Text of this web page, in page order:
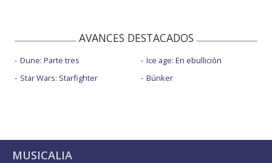
AVANCES DESTACADOS
Dune: Parte tres
Star Wars: Starfighter
Ice age: En ebullición
Búnker
MUSICALIA